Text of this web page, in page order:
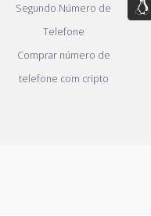
Segundo Número de
Telefone
Comprar número de
telefone com cripto